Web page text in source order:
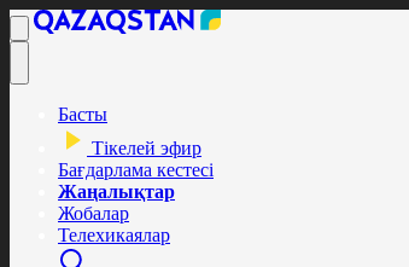
Басты
Тікелей эфир
Бағдарлама кестесі
Жаңалықтар
Жобалар
Телехикаялар